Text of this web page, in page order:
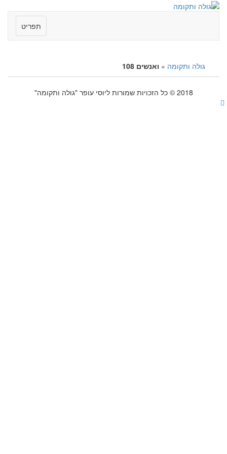
תפריט
גולה ותקומה » ואנשים 108
2018 © כל הזכויות שמורות ליוסי עופר "גולה ותקומה"